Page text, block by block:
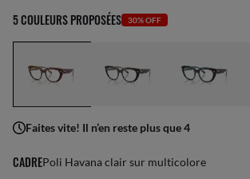
5 COULEURS PROPOSÉES 30% OFF
Faites vite! Il n’en reste plus que 4
CADREPoli Havana clair sur multicolore